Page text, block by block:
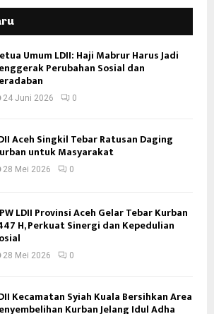
Umum LDII: Haji Mabrur Harus Jadi
Perubahan Sosial dan
24 Juni 2026 0
Aceh Singkil Tebar Ratusan Daging
untuk Masyarakat
28 Mei 2026 0
LDII Provinsi Aceh Gelar Tebar Kurban
H, Perkuat Sinergi dan Kepedulian
28 Mei 2026 0
Kecamatan Syiah Kuala Bersihkan Area
Kurban Jelang Idul Adha